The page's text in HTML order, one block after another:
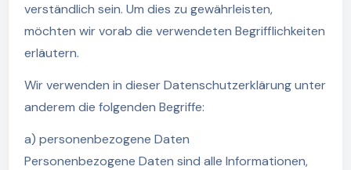
verständlich sein. Um dies zu gewährleisten,
möchten wir vorab die verwendeten Begrifflichkeiten
erläutern.
Wir verwenden in dieser Datenschutzerklärung unter
anderem die folgenden Begriffe:
a) personenbezogene Daten
Personenbezogene Daten sind alle Informationen,